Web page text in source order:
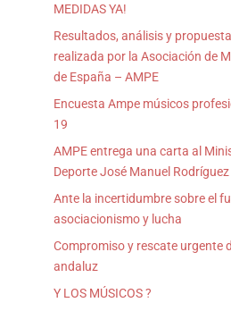
MEDIDAS YA!
Resultados, análisis y
realizada por la Asociación de
de España – AMPE
Encuesta Ampe músicos
19
AMPE entrega una carta al
Deporte José Manuel
Ante la incertidumbre sobre el
asociacionismo y lucha
Compromiso y rescate urgente
andaluz
Y LOS MÚSICOS ?